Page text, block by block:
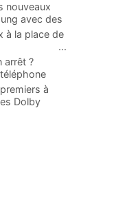
nouveaux
avec des
...
à la place de
...
arrêt ?
à
Dolby